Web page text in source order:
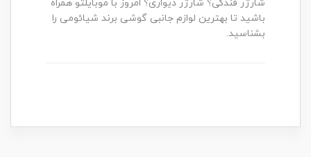
شارژر فندکی؟ شارژر دیواری؟ امروز با موبایلتو همراه
باشید تا بهترین لوازم جانبی گوشی برند شیائومی را
بشناسید.